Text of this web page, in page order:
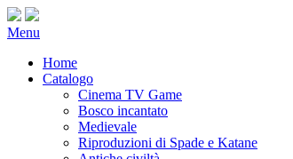
Menu
Home
Catalogo
Cinema TV Game
Bosco incantato
Medievale
Riproduzioni di Spade e Katane